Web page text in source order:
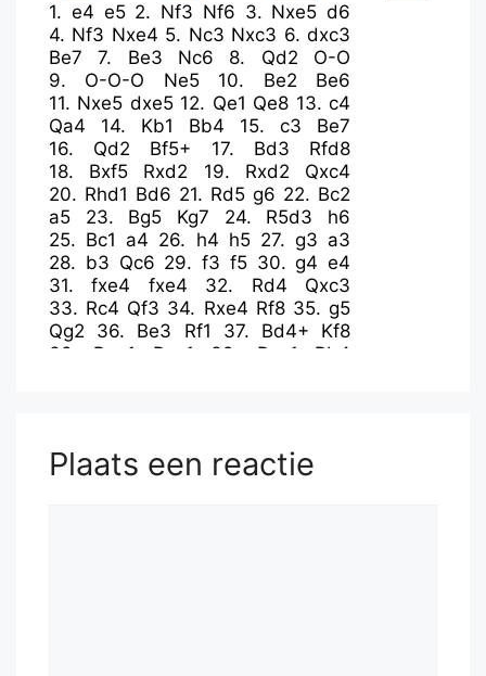
1. e4 e5 2. Nf3 Nf6 3. Nxe5 d6
4. Nf3 Nxe4 5. Nc3 Nxc3 6.dxc3
Be7
7. Be3 Nc6 8. Qd2
O-O
9. O-O-O Ne5 10. Be2
Be6
11. Nxe5 dxe5 12. Qe1 Qe8 13.c4
Qa4
14. Kb1 Bb4 15. c3
Be7
16. Qd2 Bf5+ 17. Bd3
Rfd8
18. Bxf5 Rxd2 19. Rxd2
Qxc4
20. Rhd1 Bd6 21. Rd5 g6 22. Bc2
a5
23. Bg5 Kg7 24. R5d3
h6
25. Bc1 a4 26. h4 h5 27. g3 a3
28. b3 Qc6 29. f3 f5 30.g4 e4
31.fxe4 fxe4 32. Rd4
Qxc3
33. Rc4 Qf3 34. Rxe4 Rf8 35.g5
Qg2
36. Be3 Rf1 37. Bd4+
Kf8
38. Ree1 Rxe1 39. Rxe1
Bb4
50.Rf7+ Kg8 51.Rg7+
Plaats een reactie